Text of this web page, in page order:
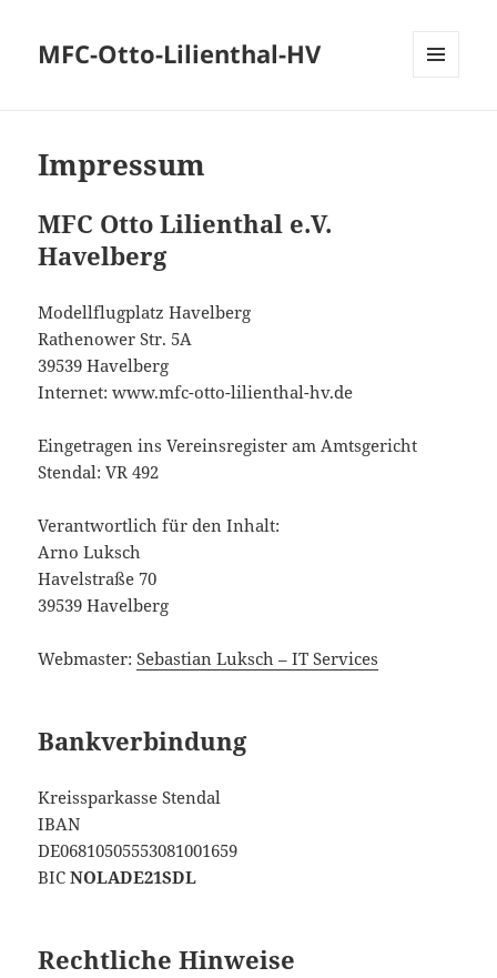
MFC-Otto-Lilienthal-HV
Impressum
MFC Otto Lilienthal e.V.
Havelberg
Modellflugplatz Havelberg
Rathenower Str. 5A
39539 Havelberg
Internet: www.mfc-otto-lilienthal-hv.de
Eingetragen ins Vereinsregister am Amtsgericht
Stendal: VR 492
Verantwortlich für den Inhalt:
Arno Luksch
Havelstraße 70
39539 Havelberg
Webmaster:Sebastian Luksch – IT Services
Bankverbindung
Kreissparkasse Stendal
IBAN
DE06810505553081001659
BICNOLADE21SDL
Rechtliche Hinweise